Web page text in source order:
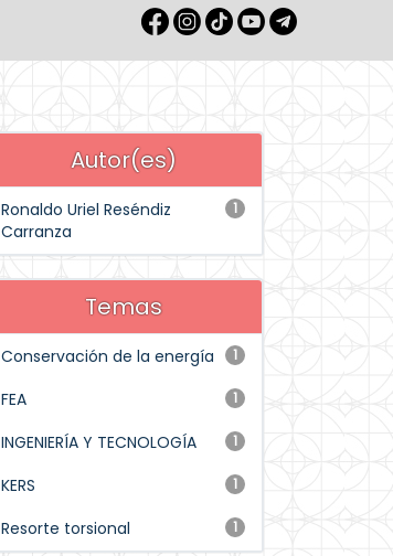
Autor(es)
1
Ronaldo Uriel Reséndiz
Carranza
Temas
1
Conservación de la energía
1
FEA
1
INGENIERÍA Y TECNOLOGÍA
1
KERS
1
Resorte torsional